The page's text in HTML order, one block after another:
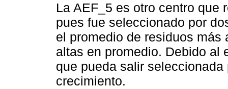
La AEF_5 es otro centro que
pues fue seleccionado por
el promedio de residuos
altas en promedio. Debido al
que pueda salir
crecimiento.